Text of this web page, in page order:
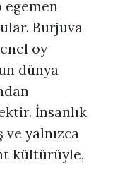
egemen
Burjuva
oy
dünya
İnsanlık
yalnızca
kültürüyle,